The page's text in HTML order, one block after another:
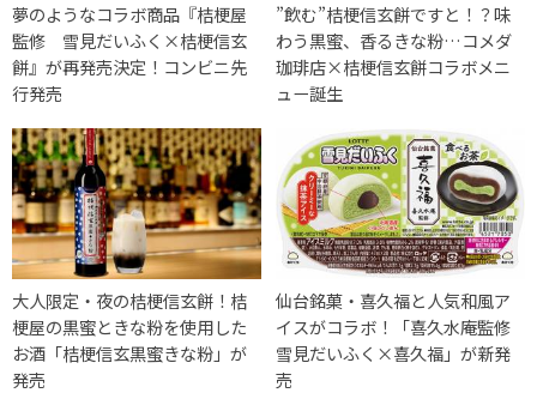
夢のようなコラボ商品『桔梗屋
監修 雪見だいふく×桔梗信玄
餅』が再発売決定！コンビニ先
行発売
”飲む”桔梗信玄餅ですと！？味
わう黒蜜、香るきな粉…コメダ
珈琲店×桔梗信玄餅コラボメニ
ュー誕生
大人限定・夜の桔梗信玄餅！桔
梗屋の黒蜜ときな粉を使用した
お酒「桔梗信玄黒蜜きな粉」が
発売
仙台銘菓・喜久福と人気和風ア
イスがコラボ！「喜久水庵監修
雪見だいふく×喜久福」が新発
売